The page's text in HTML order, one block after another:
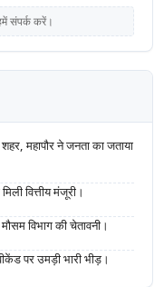
संपर्क करें।
महापौर ने जनता का जताया
वित्तीय मंजूरी।
विभाग की चेतावनी।
पर उमड़ी भारी भीड़।